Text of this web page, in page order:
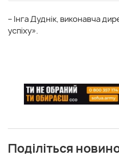
– Інга Дуднік, викoнавча
успіху».
Поділіться